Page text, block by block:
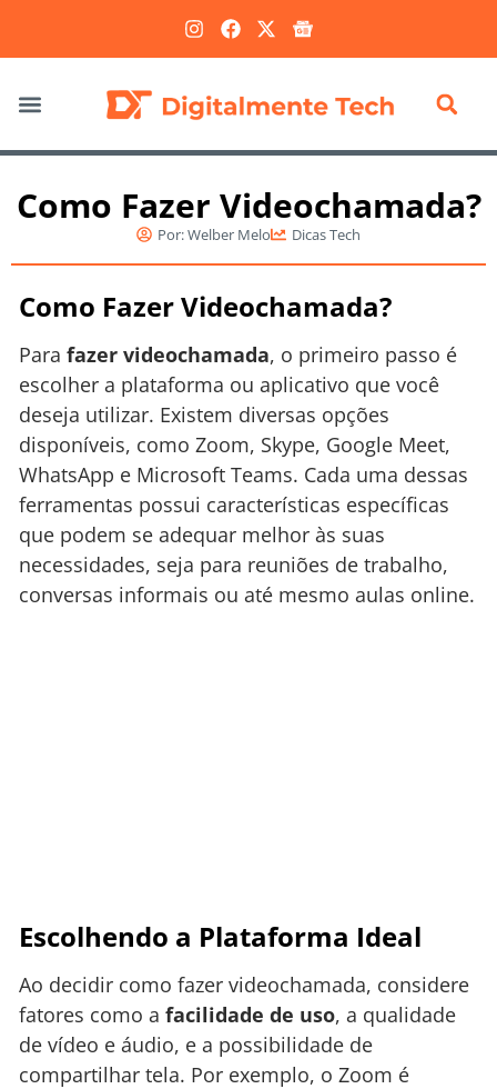
Como Fazer Videochamada?
Por:Welber Melo Dicas Tech
Como Fazer Videochamada?
Para fazer videochamada, o primeiro passo é
escolher a plataforma ou aplicativo que você
deseja utilizar. Existem diversas opções
disponíveis, como Zoom, Skype, Google Meet,
WhatsApp e Microsoft Teams. Cada uma dessas
ferramentas possui características específicas
que podem se adequar melhor às suas
necessidades, seja para reuniões de trabalho,
conversas informais ou até mesmo aulas online.
Escolhendo a Plataforma Ideal
Ao decidir como fazer videochamada, considere
fatores como a facilidade de uso, a qualidade
de vídeo e áudio, e a possibilidade de
compartilhar tela. Por exemplo, o Zoom é